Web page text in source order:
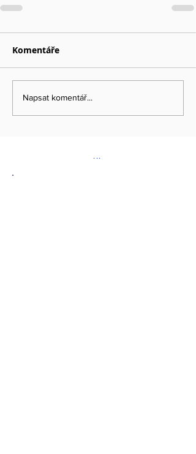
Komentáře
Napsat komentář...
...